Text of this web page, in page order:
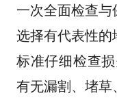
一次全面检查
选择有代表性
标准仔细检查
有无漏割、堵